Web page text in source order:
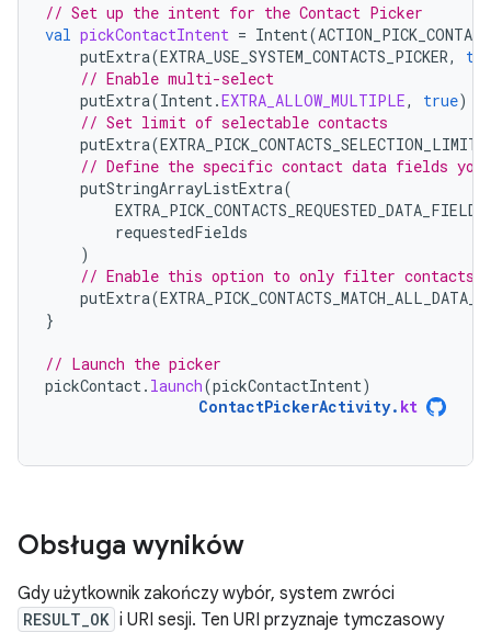
// Set up the intent for the Contact Picker
val pickContactIntent = Intent(
putExtra(EXTRA_USE_SYSTEM_CONTACTS_PICKER,
// Enable multi-select
putExtra(Intent.EXTRA_ALLOW_MULTIPLE, true)
// Set limit of selectable contacts
putExtra(EXTRA_PICK_CONTACTS_SELECTION_LIMIT
// Define the specific contact data fields you
putStringArrayListExtra(
EXTRA_PICK_CONTACTS_REQUESTED_DATA_FIELDS
requestedFields
)
// Enable this option to only filter contacts
putExtra(
}
// Launch the picker
pickContact. launch(pickContactIntent)
ContactPickerActivity. kt
Obsługa wyników
Gdy użytkownik zakończy wybór, system zwróci
RESULT_OK i URI sesji. Ten URI przyznaje tymczasowy